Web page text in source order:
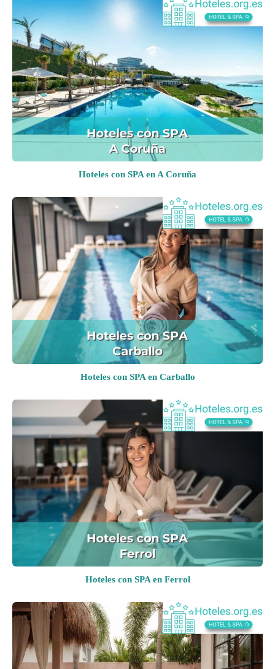
Hoteles con SPA en A Coruña
Hoteles con SPA en Carballo
Hoteles con SPA en Ferrol